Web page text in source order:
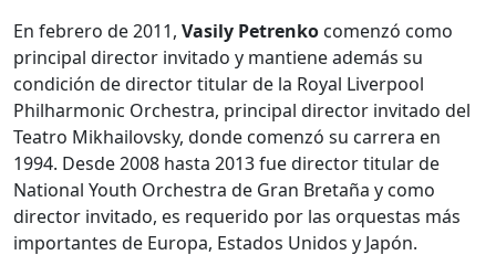
En febrero de 2011, Vasily Petrenko comenzó como
principal director invitado y mantiene además su
condición de director titular de la Royal Liverpool
Philharmonic Orchestra, principal director invitado del
Teatro Mikhailovsky, donde comenzó su carrera en
1994. Desde 2008 hasta 2013 fue director titular de
National Youth Orchestra de Gran Bretaña y como
director invitado, es requerido por las orquestas más
importantes de Europa, Estados Unidos y Japón.